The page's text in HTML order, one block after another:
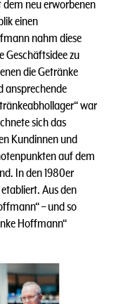
neu erworbenen
einen
nahm diese
Geschäftsidee zu
die Getränke
ansprechende
war
sich das
Kundinnen und
auf dem
In den 1980er
Aus den
– und so
Hoffmann“